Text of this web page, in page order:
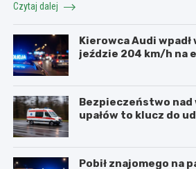
Czytaj dalej
Kierowca Audi
jeździe 204 km/h na
Bezpieczeństwo nad
upałów to klucz do
Pobił znajomego na